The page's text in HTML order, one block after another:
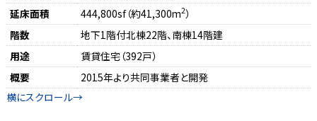
延床面積
444,800sf（約41,300m2）
階数
地下1階付北棟22階、南棟14階建
用途
賃貸住宅（392戸）
概要
2015年より共同事業者と開発